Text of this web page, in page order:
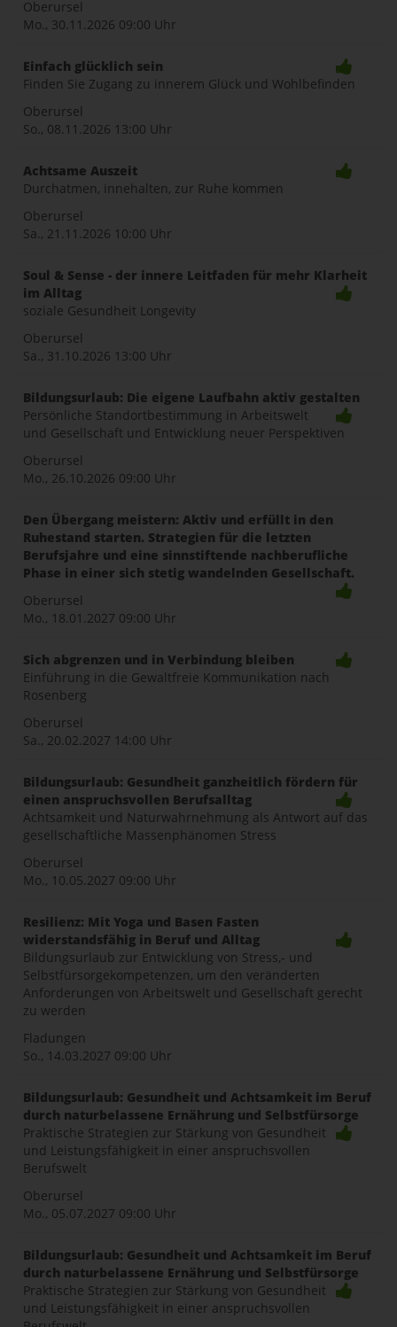
Oberursel
Mo., 30.11.2026 09:00 Uhr
Einfach glücklich sein
Finden Sie Zugang zu innerem Glück und Wohlbefinden
Oberursel
So., 08.11.2026 13:00 Uhr
Achtsame Auszeit
Durchatmen, innehalten, zur Ruhe kommen
Oberursel
Sa., 21.11.2026 10:00 Uhr
Soul & Sense - der innere Leitfaden für mehr Klarheit
im Alltag
soziale Gesundheit Longevity
Oberursel
Sa., 31.10.2026 13:00 Uhr
Bildungsurlaub: Die eigene Laufbahn aktiv gestalten
Persönliche Standortbestimmung in Arbeitswelt
und Gesellschaft und Entwicklung neuer Perspektiven
Oberursel
Mo., 26.10.2026 09:00 Uhr
Den Übergang meistern: Aktiv und erfüllt in den
Ruhestand starten. Strategien für die letzten
Berufsjahre und eine sinnstiftende nachberufliche
Phase in einer sich stetig wandelnden Gesellschaft.
Oberursel
Mo., 18.01.2027 09:00 Uhr
Sich abgrenzen und in Verbindung bleiben
Einführung in die Gewaltfreie Kommunikation nach
Rosenberg
Oberursel
Sa., 20.02.2027 14:00 Uhr
Bildungsurlaub: Gesundheit ganzheitlich fördern für
einen anspruchsvollen Berufsalltag
Achtsamkeit und Naturwahrnehmung als Antwort auf das
gesellschaftliche Massenphänomen Stress
Oberursel
Mo., 10.05.2027 09:00 Uhr
Resilienz: Mit Yoga und Basen Fasten
widerstandsfähig in Beruf und Alltag
Bildungsurlaub zur Entwicklung von Stress,- und
Selbstfürsorgekompetenzen, um den veränderten
Anforderungen von Arbeitswelt und Gesellschaft gerecht
zu werden
Fladungen
So., 14.03.2027 09:00 Uhr
Bildungsurlaub: Gesundheit und Achtsamkeit im Beruf
durch naturbelassene Ernährung und Selbstfürsorge
Praktische Strategien zur Stärkung von Gesundheit
und Leistungsfähigkeit in einer anspruchsvollen
Berufswelt
Oberursel
Mo., 05.07.2027 09:00 Uhr
Bildungsurlaub: Gesundheit und Achtsamkeit im Beruf
durch naturbelassene Ernährung und Selbstfürsorge
Praktische Strategien zur Stärkung von Gesundheit
und Leistungsfähigkeit in einer anspruchsvollen